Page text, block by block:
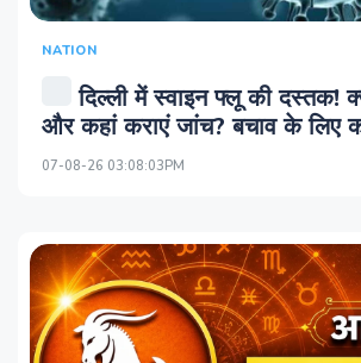
NATION
दिल्ली में स्वाइन फ्लू की दस्तक!
और कहां कराएं जांच? बचाव के लिए
07-08-26 03:08:03PM